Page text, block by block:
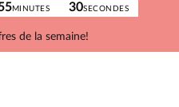
MINUTES 30SECONDES
de la semaine!